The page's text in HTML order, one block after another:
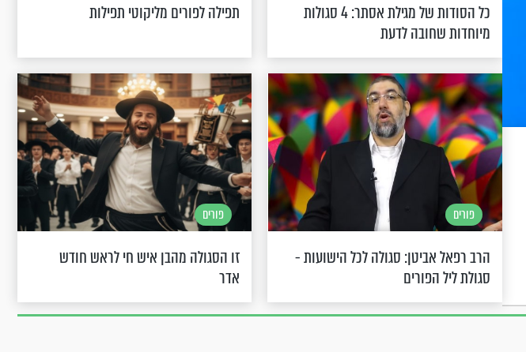
כל הסודות של מגילת אסתר: 4 סגולות
מיוחדות שחובה לדעת
תפילה לפורים מליקוטי תפילות
פורים
הרב רפאל אביטן: סגולה לכל הישועות -
סגולת ליל הפורים
פורים
זו הסגולה מהבן איש חי לראש חודש
אדר